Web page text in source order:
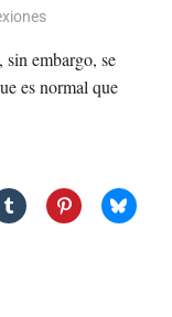
sin embargo, se
es normal que